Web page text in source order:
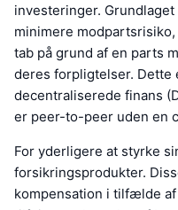
investeringer.
minimere
tab på grund af en parts
deres forpligtelser. Dette
decentraliserede finans
er peer-to-peer uden en
For yderligere at styrke
forsikringsprodukter.
kompensation i tilfælde